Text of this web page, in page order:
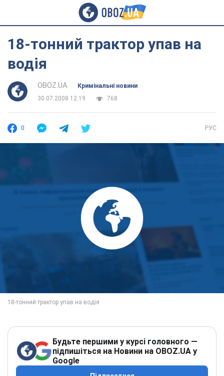
18-тонний трактор упав на
водія
OBOZ.UA
Кримінальні новини
30.07.2008 12:19
768
0 РУС
Будьте першими у курсі головного —
підпишіться на Новини на OBOZ.UA у
Google